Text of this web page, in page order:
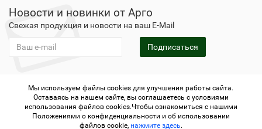
Новости и новинки от Арго
Свежая продукция и новости на ваш E-Mail
Подписаться
Не является публичной офертой
Политика
конфиденциальности
Не является публичной офертой
Политика конфиденциальности
Регистрация в Арго
Мы используем файлы cookies для улучшения работы сайта.
Оставаясь на нашем сайте, вы соглашаетесь с условиями
использования файлов cookies.Чтобы ознакомиться с нашими
Положениями о конфиденциальности и об использовании
файлов cookie, нажмите здесь.